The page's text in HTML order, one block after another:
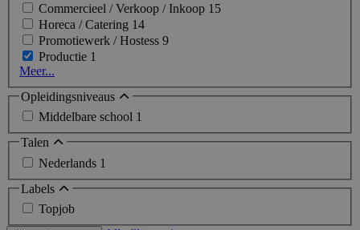
Commercieel / Verkoop / Inkoop 15
Horeca / Catering 14
Promotiewerk / Hostess 9
Productie 1
Meer...
Opleidingsniveaus
Middelbare school 1
Talen
Nederlands 1
Labels
Topjob